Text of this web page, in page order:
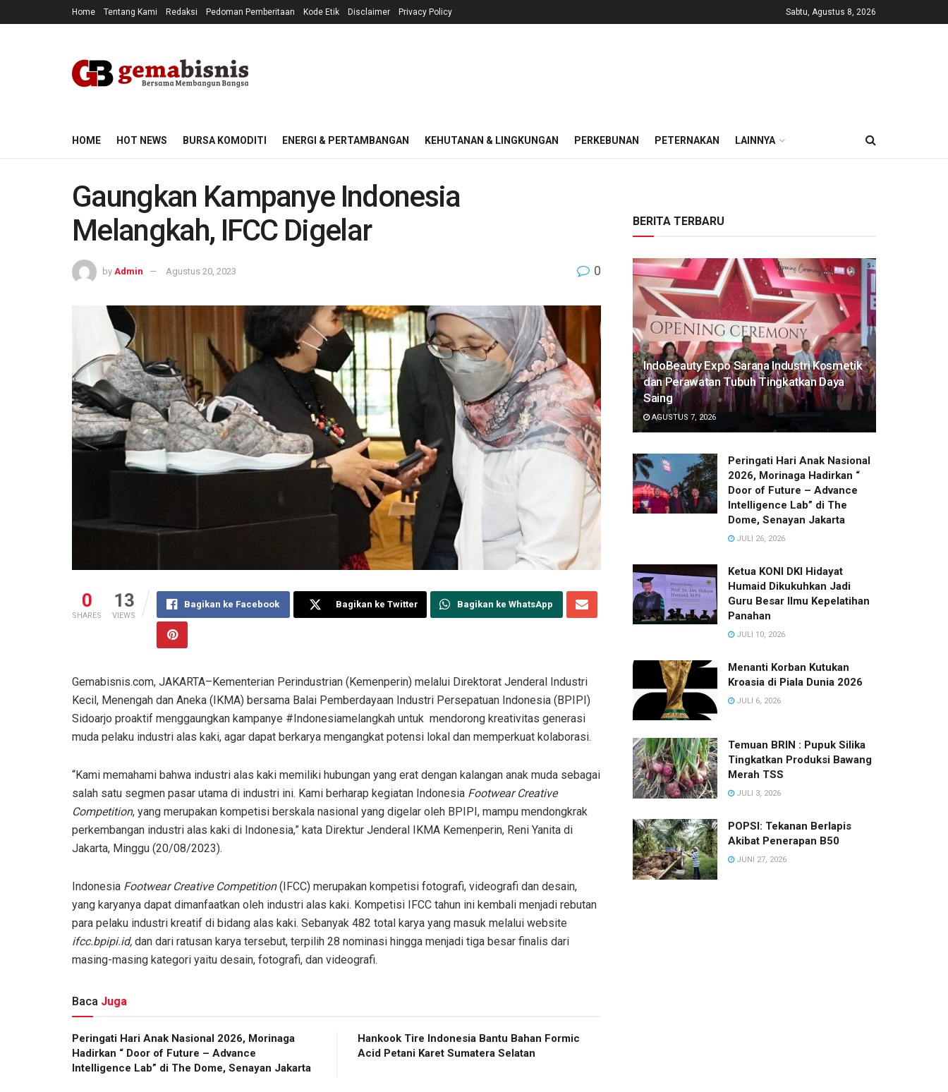
Home Tentang Kami Redaksi Pedoman Pemberitaan Kode Etik Disclaimer Privacy Policy Sabtu, Agustus 8, 2026
HOME HOT NEWS BURSA KOMODITI ENERGI & PERTAMBANGAN KEHUTANAN & LINGKUNGAN PERKEBUNAN PETERNAKAN LAINNYA
Gaungkan Kampanye Indonesia
Melangkah, IFCC Digelar
by Admin Agustus 20, 2023 0
0
SHARES
13
VIEWS
Bagikan ke Facebook Bagikan ke Twitter Bagikan ke WhatsApp
Gemabisnis.com, JAKARTA–Kementerian Perindustrian (Kemenperin) melalui Direktorat Jenderal Industri
Kecil, Menengah dan Aneka (IKMA) bersama Balai Pemberdayaan Industri Persepatuan Indonesia (BPIPI)
Sidoarjo proaktif menggaungkan kampanye #Indonesiamelangkah untuk mendorong kreativitas generasi
muda pelaku industri alas kaki, agar dapat berkarya mengangkat potensi lokal dan memperkuat kolaborasi.
“Kami memahami bahwa industri alas kaki memiliki hubungan yang erat dengan kalangan anak muda sebagai
salah satu segmen pasar utama di industri ini. Kami berharap kegiatan Indonesia Footwear Creative
Competition, yang merupakan kompetisi berskala nasional yang digelar oleh BPIPI, mampu mendongkrak
perkembangan industri alas kaki di Indonesia,” kata Direktur Jenderal IKMA Kemenperin, Reni Yanita di
Jakarta, Minggu (20/08/2023).
Indonesia Footwear Creative Competition(IFCC) merupakan kompetisi fotografi, videografi dan desain,
yang karyanya dapat dimanfaatkan oleh industri alas kaki. Kompetisi IFCC tahun ini kembali menjadi rebutan
para pelaku industri kreatif di bidang alas kaki. Sebanyak 482 total karya yang masuk melalui website
ifcc.bpipi.id, dan dari ratusan karya tersebut, terpilih 28 nominasi hingga menjadi tiga besar finalis dari
masing-masing kategori yaitu desain, fotografi, dan videografi.
Baca Juga
Peringati Hari Anak Nasional 2026, Morinaga
Hadirkan “ Door of Future – Advance
Intelligence Lab” di The Dome, Senayan Jakarta
Hankook Tire Indonesia Bantu Bahan Formic
Acid Petani Karet Sumatera Selatan
BERITA TERBARU
IndoBeauty Expo Sarana Industri Kosmetik
dan Perawatan Tubuh Tingkatkan Daya
Saing
AGUSTUS 7, 2026
Peringati Hari Anak Nasional
2026, Morinaga Hadirkan “
Door of Future – Advance
Intelligence Lab” di The
Dome, Senayan Jakarta
JULI 26, 2026
Ketua KONI DKI Hidayat
Humaid Dikukuhkan Jadi
Guru Besar Ilmu Kepelatihan
Panahan
JULI 10, 2026
Menanti Korban Kutukan
Kroasia di Piala Dunia 2026
JULI 6, 2026
Temuan BRIN : Pupuk Silika
Tingkatkan Produksi Bawang
Merah TSS
JULI 3, 2026
POPSI: Tekanan Berlapis
Akibat Penerapan B50
JUNI 27, 2026